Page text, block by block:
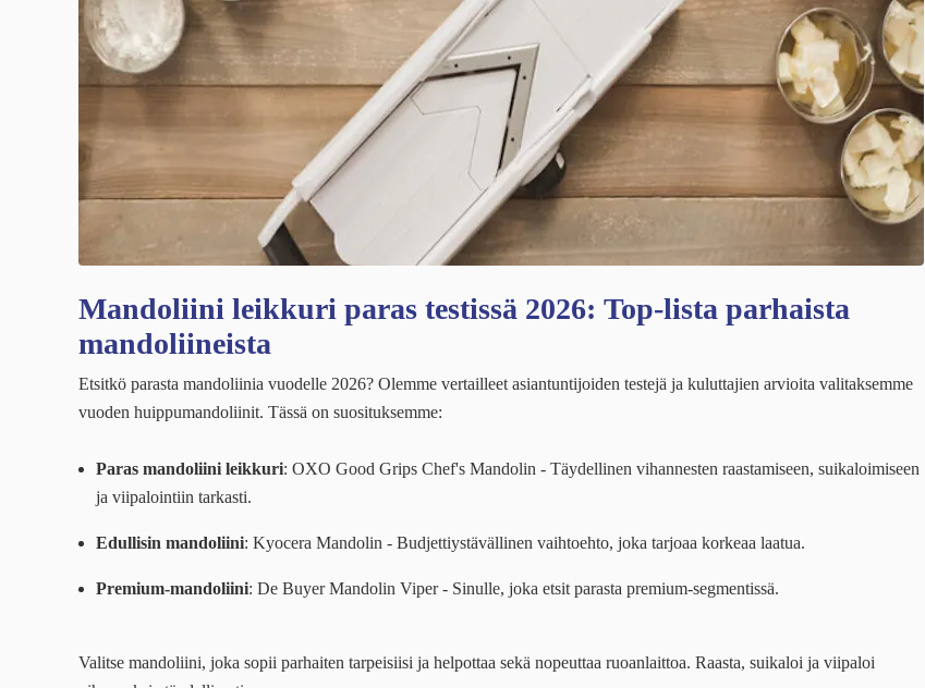
Mandoliini leikkuri paras testissä 2026: Top-lista parhaista
mandoliineista
Etsitkö parasta mandoliinia vuodelle 2026? Olemme vertailleet asiantuntijoiden testejä ja kuluttajien arvioita valitaksemme
vuoden huippumandoliinit. Tässä on suosituksemme:
Paras mandoliini leikkuri: OXO Good Grips Chef's Mandolin - Täydellinen vihannesten raastamiseen, suikaloimiseen
ja viipalointiin tarkasti.
Edullisin mandoliini: Kyocera Mandolin - Budjettiystävällinen vaihtoehto, joka tarjoaa korkeaa laatua.
Premium-mandoliini: De Buyer Mandolin Viper - Sinulle, joka etsit parasta premium-segmentissä.
Valitse mandoliini, joka sopii parhaiten tarpeisiisi ja helpottaa sekä nopeuttaa ruoanlaittoa. Raasta, suikaloi ja viipaloi